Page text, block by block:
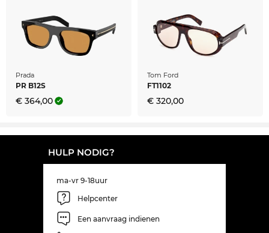
Prada
PR B12S
€ 364,00
Tom Ford
FT1102
€ 320,00
HULP NODIG?
ma-vr 9-18uur
Helpcenter
Een aanvraag indienen